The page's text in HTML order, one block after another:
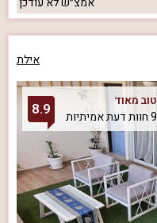
אילת
טוב מאוד
9 חוות דעת אמיתיות
8.9